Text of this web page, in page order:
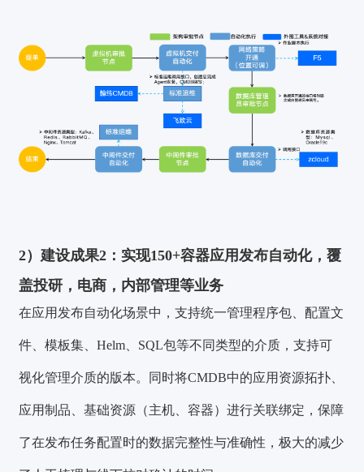
2）建设成果2： 实现150+容器应用发布自动化，覆
盖投研，电商，内部管理等业务
在应用发布自动化场景中，支持统一管理程序包、配置文
件、模板集、Helm、SQL包等不同类型的介质，支持可
视化管理介质的版本。同时将CMDB中的应用资源拓扑、
应用制品、基础资源（主机、容器）进行关联绑定，保障
了在发布任务配置时的数据完整性与准确性，极大的减少